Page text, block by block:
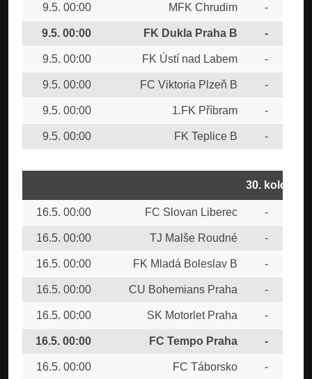
9.5. 00:00 MFK Chrudim -
9.5. 00:00 FK Dukla Praha B -
9.5. 00:00 FK Ústí nad Labem -
9.5. 00:00 FC Viktoria Plzeň B -
9.5. 00:00 1.FK Příbram -
9.5. 00:00 FK Teplice B -
30. kolo
16.5. 00:00 FC Slovan Liberec -
16.5. 00:00 TJ Malše Roudné -
16.5. 00:00 FK Mladá Boleslav B -
16.5. 00:00 CU Bohemians Praha -
16.5. 00:00 SK Motorlet Praha -
16.5. 00:00 FC Tempo Praha -
16.5. 00:00 FC Táborsko -